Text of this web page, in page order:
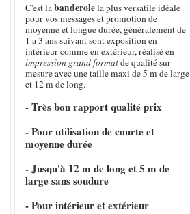
C'est labanderolela plus versatile idéale
pour vos messages et promotion de
moyenne et longue durée, généralement de
1 a 3 ans suivant sont exposition en
intérieur comme en extérieur, réalisé en
impression grand formatde qualité sur
mesure avec une taille maxi de 5 m de large
et 12 m de long.
- Très bon rapport qualité prix
- Pour utilisation de courte et
moyenne durée
- Jusqu'à 12 m de long et 5 m de
large sans soudure
- Pour intérieur et extérieur